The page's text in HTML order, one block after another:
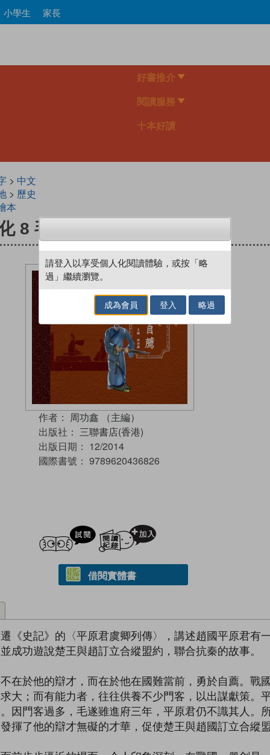
Skip
to
小學生 家長
好書推介
閱讀服務
十本好讀
> 中文
> 歷史
本
8 毛遂自薦
作者： 周功鑫 （主編）
出版社： 三聯書店(香港)
出版日期： 12/2014
國際書號： 9789620436826
試閲
借閱實體書
《史記》的〈平原君虞卿列傳〉，講述趙國平原君有
成功遊說楚王與趙訂立合縱盟約，聯合抗秦的故事。
在於他的辯才，而在於他在國難當前，勇於自薦。戰
大；而有能力者，往往供養不少門客，以出謀獻策。
因門客過多，毛遂雖進府三年，平原君仍不識其人。
揮了他的辯才無礙的才華，促使楚王與趙國訂立合縱
請登入以享受個人化閱讀體驗，或按「略
過」繼續瀏覽。
成為會員 登入 略過